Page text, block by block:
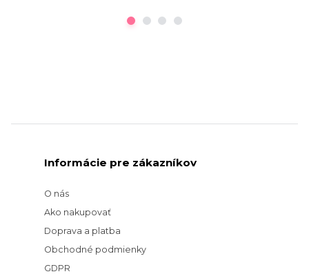
Informácie pre zákazníkov
O nás
Ako nakupovať
Doprava a platba
Obchodné podmienky
GDPR